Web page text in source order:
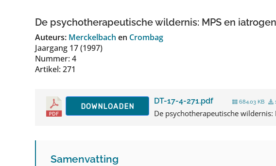
De psychotherapeutische wildernis: MPS en
Auteurs: Merckelbach en Crombag
Jaargang 17 (1997)
Nummer: 4
Artikel: 271
DOWNLOADEN
DT-17-4-271.pdf 684.03 KB
De psychotherapeutische wildernis:
Samenvatting